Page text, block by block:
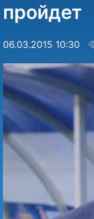
пройдет
06.03.2015 10:30